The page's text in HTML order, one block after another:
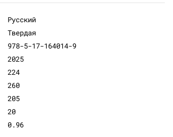
Русский
Твердая
978-5-17-164014-9
2025
224
260
205
20
0.96